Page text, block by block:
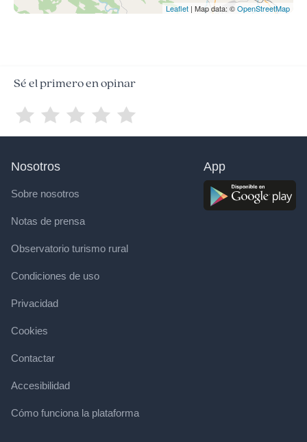
Leaflet | Map data: ©OpenStreetMap
Sé el primero en opinar
Nosotros
Sobre nosotros
Notas de prensa
Observatorio turismo rural
Condiciones de uso
Privacidad
Cookies
Contactar
Accesibilidad
Cómo funciona la plataforma
App